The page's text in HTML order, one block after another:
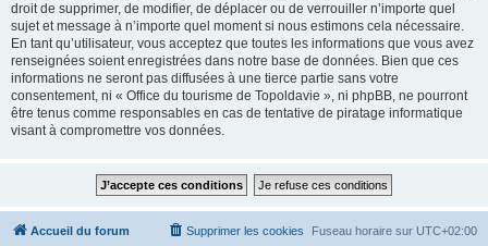
droit de supprimer, de modifier, de déplacer ou de verrouiller n’importe quel
sujet et message à n’importe quel moment si nous estimons cela nécessaire.
En tant qu’utilisateur, vous acceptez que toutes les informations que vous avez
renseignées soient enregistrées dans notre base de données. Bien que ces
informations ne seront pas diffusées à une tierce partie sans votre
consentement, ni « Office du tourisme de Topoldavie », ni phpBB, ne pourront
être tenus comme responsables en cas de tentative de piratage informatique
visant à compromettre vos données.
Accueil du forum Fuseau horaire sur UTC+02:00
Supprimer les cookies